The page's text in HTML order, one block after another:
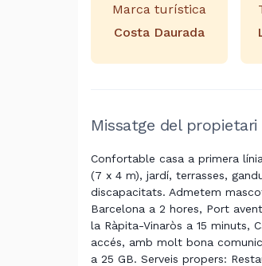
Marca turística
Costa Daurada
Missatge del propietari
Confortable casa a primera
(7 x 4 m), jardí, terrasses,
discapacitats. Admetem
Barcelona a 2 hores, Port
la Ràpita-Vinaròs a 15 minuts,
accés, amb molt bona
a 25 GB. Serveis propers: